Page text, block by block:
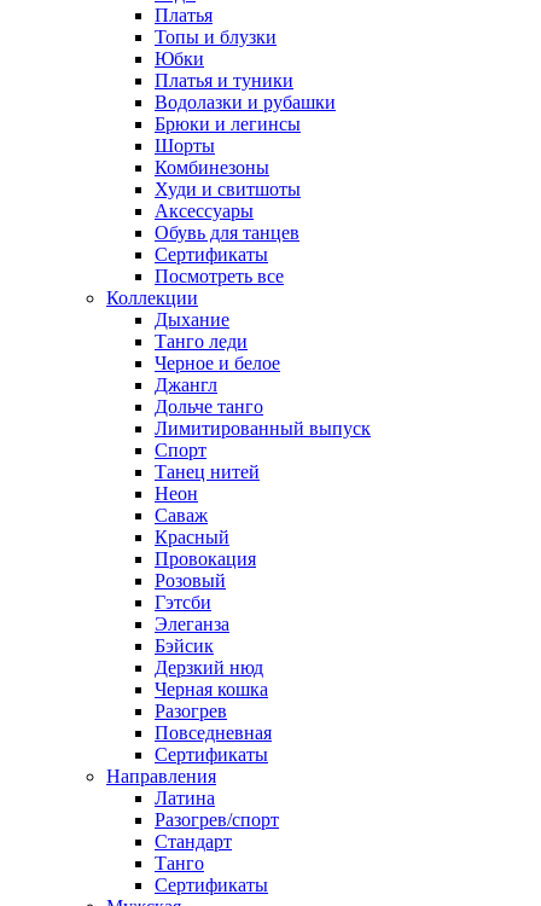
Платья
Топы и блузки
Юбки
Платья и туники
Водолазки и рубашки
Брюки и легинсы
Шорты
Комбинезоны
Худи и свитшоты
Аксессуары
Обувь для танцев
Сертификаты
Посмотреть все
Коллекции
Дыхание
Танго леди
Черное и белое
Джангл
Дольче танго
Лимитированный выпуск
Спорт
Танец нитей
Неон
Саваж
Красный
Провокация
Розовый
Гэтсби
Элеганза
Бэйсик
Дерзкий нюд
Черная кошка
Разогрев
Повседневная
Сертификаты
Направления
Латина
Разогрев/спорт
Стандарт
Танго
Сертификаты